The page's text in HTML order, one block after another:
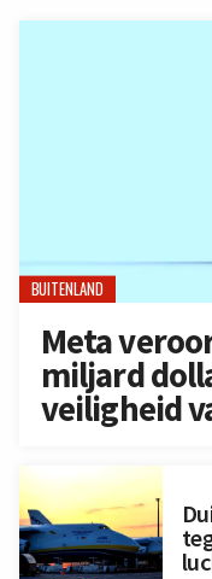
BUITENLAND
Meta
miljard
veiligheid